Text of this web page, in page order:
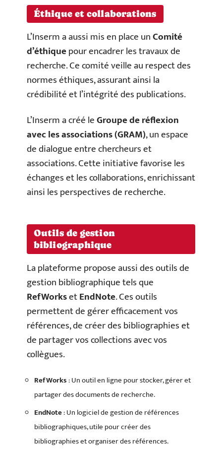
Éthique et collaborations
L’Inserm a aussi mis en place unComité
d’éthiquepour encadrer les travaux de
recherche. Ce comité veille au respect des
normes éthiques, assurant ainsi la
crédibilité et l’intégrité des publications.
L’Inserm a créé leGroupe de réflexion
avec les associations (GRAM), un espace
de dialogue entre chercheurs et
associations. Cette initiative favorise les
échanges et les collaborations, enrichissant
ainsi les perspectives de recherche.
Outils de gestion
bibliographique
La plateforme propose aussi des outils de
gestion bibliographique tels que
RefWorksetEndNote. Ces outils
permettent de gérer efficacement vos
références, de créer des bibliographies et
de partager vos collections avec vos
collègues.
RefWorks: Un outil en ligne pour stocker, gérer et
partager des documents de recherche.
EndNote: Un logiciel de gestion de références
bibliographiques, utile pour créer des
bibliographies et organiser des références.